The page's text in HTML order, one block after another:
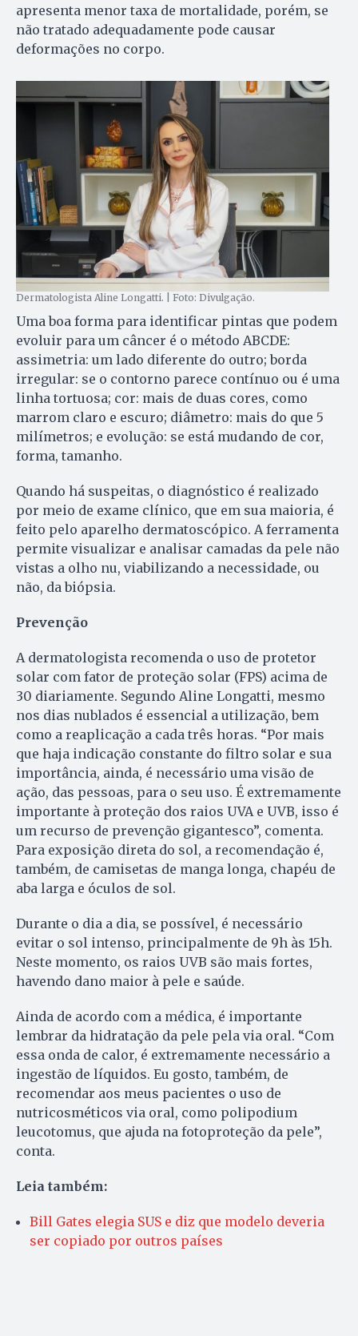
apresenta menor taxa de mortalidade, porém, se
não tratado adequadamente pode causar
deformações no corpo.
Dermatologista Aline Longatti. | Foto: Divulgação.
Uma boa forma para identificar pintas que podem
evoluir para um câncer é o método ABCDE:
assimetria: um lado diferente do outro; borda
irregular: se o contorno parece contínuo ou é uma
linha tortuosa; cor: mais de duas cores, como
marrom claro e escuro; diâmetro: mais do que 5
milímetros; e evolução: se está mudando de cor,
forma, tamanho.
Quando há suspeitas, o diagnóstico é realizado
por meio de exame clínico, que em sua maioria, é
feito pelo aparelho dermatoscópico. A ferramenta
permite visualizar e analisar camadas da pele não
vistas a olho nu, viabilizando a necessidade, ou
não, da biópsia.
Prevenção
A dermatologista recomenda o uso de protetor
solar com fator de proteção solar (FPS) acima de
30 diariamente. Segundo Aline Longatti, mesmo
nos dias nublados é essencial a utilização, bem
como a reaplicação a cada três horas. “Por mais
que haja indicação constante do filtro solar e sua
importância, ainda, é necessário uma visão de
ação, das pessoas, para o seu uso. É extremamente
importante à proteção dos raios UVA e UVB, isso é
um recurso de prevenção gigantesco”, comenta.
Para exposição direta do sol, a recomendação é,
também, de camisetas de manga longa, chapéu de
aba larga e óculos de sol.
Durante o dia a dia, se possível, é necessário
evitar o sol intenso, principalmente de 9h às 15h.
Neste momento, os raios UVB são mais fortes,
havendo dano maior à pele e saúde.
Ainda de acordo com a médica, é importante
lembrar da hidratação da pele pela via oral. “Com
essa onda de calor, é extremamente necessário a
ingestão de líquidos. Eu gosto, também, de
recomendar aos meus pacientes o uso de
nutricosméticos via oral, como polipodium
leucotomus, que ajuda na fotoproteção da pele”,
conta.
Leia também:
Bill Gates elegia SUS e diz que modelo deveria
ser copiado por outros países